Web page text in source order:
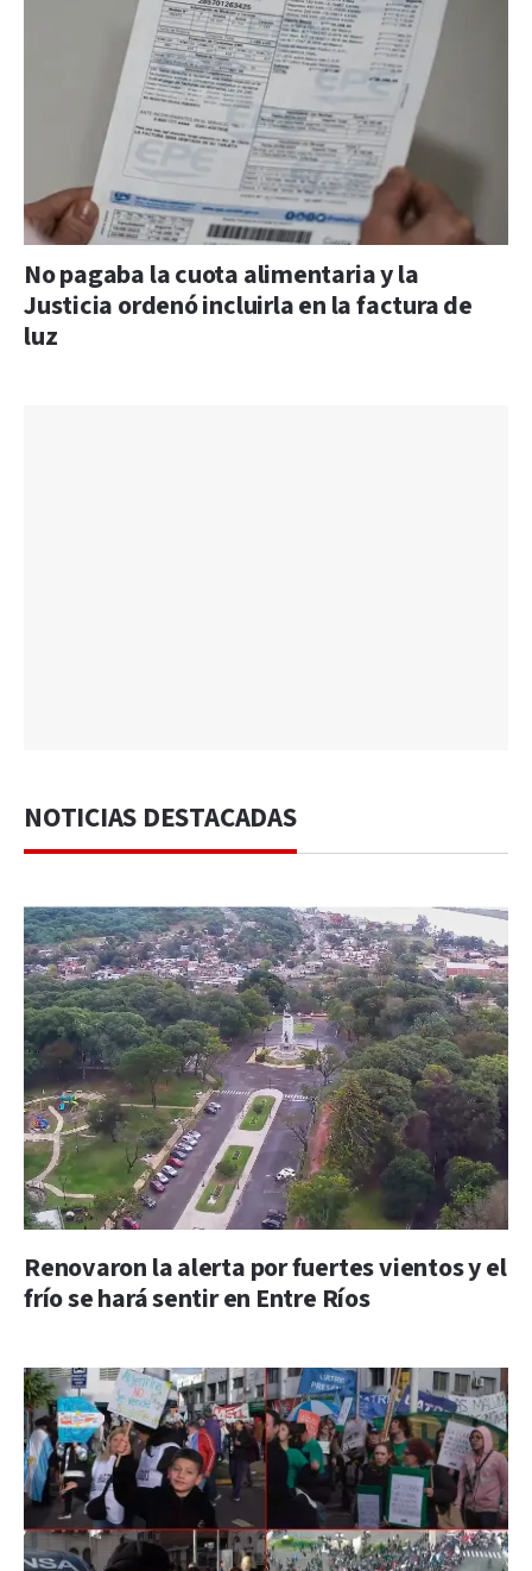
No pagaba la cuota alimentaria y la
Justicia ordenó incluirla en la factura de
luz
NOTICIAS DESTACADAS
Renovaron la alerta por fuertes vientos y el
frío se hará sentir en Entre Ríos